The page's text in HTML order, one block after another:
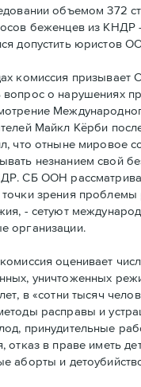
объемом 372
беженцев из
допустить юристов
комиссия призывает
о нарушениях
Майкл Кёрби
что отныне мировое
незнанием свой
СБ ООН
зрения проблемы
- сетуют
организации.
оценивает
уничтоженных
в «сотни тысяч
расправы и
принудительные
отказ в праве иметь
аборты и